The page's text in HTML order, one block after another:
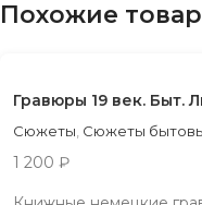
Похожие
Гравюры 19 век. Быт.
Сюжеты Сюжеты
1 200 ₽